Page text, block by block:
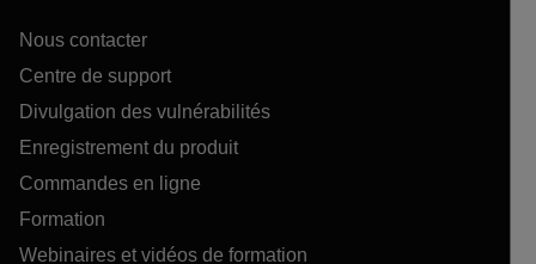
Nous contacter
Centre de support
Divulgation des vulnérabilités
Enregistrement du produit
Commandes en ligne
Formation
Webinaires et vidéos de formation